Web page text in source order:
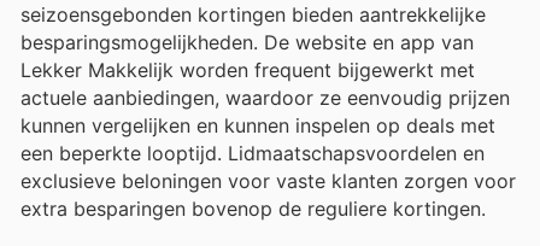
seizoensgebonden kortingen bieden aantrekkelijke
besparingsmogelijkheden. De website en app van
Lekker Makkelijk worden frequent bijgewerkt met
actuele aanbiedingen, waardoor ze eenvoudig prijzen
kunnen vergelijken en kunnen inspelen op deals met
een beperkte looptijd. Lidmaatschapsvoordelen en
exclusieve beloningen voor vaste klanten zorgen voor
extra besparingen bovenop de reguliere kortingen.